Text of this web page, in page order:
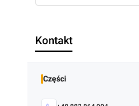
Kontakt
Części